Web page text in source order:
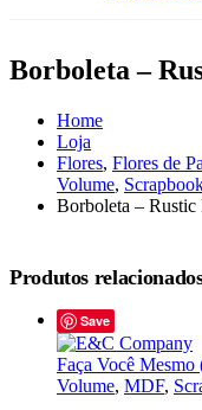
Borboleta –
Home
Loja
Flores, Flores de
Volume,
Borboleta –
Produtos
Save
Faça Você
Volume, MDF,